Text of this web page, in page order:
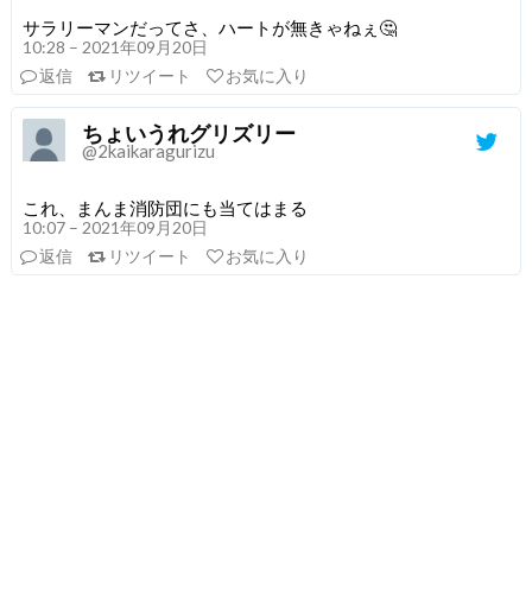
サラリーマンだってさ、ハートが無きゃねぇ🤔
10:28 – 2021年09月20日
返信
リツイート お気に入り
ちょいうれグリズリー
@2kaikaragurizu
これ、まんま消防団にも当てはまる
10:07 – 2021年09月20日
返信
リツイート お気に入り